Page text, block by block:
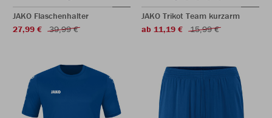
JAKO Flaschenhalter
27,99 €
39,99 €
JAKO Trikot Team kurzarm
ab 11,19 €
15,99 €